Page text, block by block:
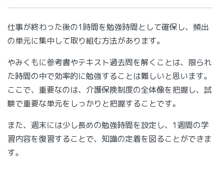
仕事が終わった後の1時間を勉強時間として確保し、頻出
の単元に集中して取り組む方法があります。
やみくもに参考書やテキスト過去問を解くことは、限られ
た時間の中で効率的に勉強することは難しいと思います。
ここで、重要なのは、介護保険制度の全体像を把握し、試
験で重要な単元をしっかりと把握することです。
また、週末には少し長めの勉強時間を設定し、1週間の学
習内容を復習することで、知識の定着を図ることができま
す。